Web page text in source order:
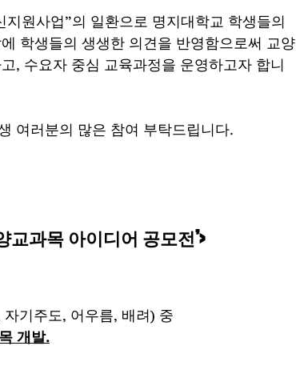
원사업”의 일환으로 명지대학교 학생들의
학생들의 생생한 의견을 반영함으로써 교양
, 수요자 중심 교육과정을 운영하고자 합니
여러분의 많은 참여 부탁드립니다.
교과목 아이디어 공모전’>
자기주도, 어우름, 배려) 중
개발.